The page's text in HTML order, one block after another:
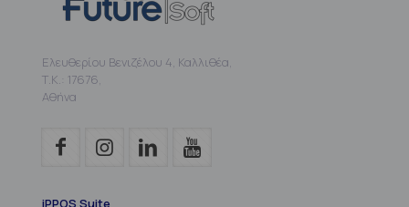
Ελευθερίου Βενιζέλου 4, Καλλιθέα,
Τ.Κ.: 17676,
Αθήνα
iPPOS Suite